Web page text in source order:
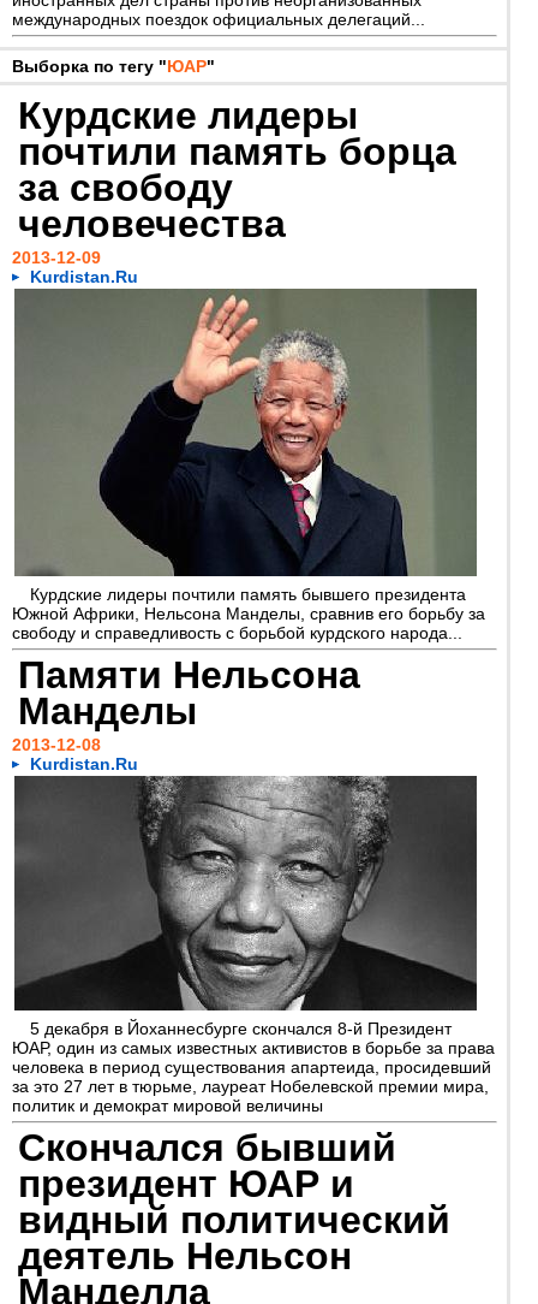
международных поездок официальных делегаций...
Выборка по тегу "ЮАР"
Курдские лидеры
почтили память борца
за свободу
человечества
2013-12-09
Kurdistan.Ru
Курдские лидеры почтили память бывшего президента
Южной Африки, Нельсона Манделы, сравнив его борьбу за
свободу и справедливость с борьбой курдского народа...
Памяти Нельсона
Манделы
2013-12-08
Kurdistan.Ru
5 декабря в Йоханнесбурге скончался 8-й Президент
ЮАР, один из самых известных активистов в борьбе за права
человека в период существования апартеида, просидевший
за это 27 лет в тюрьме, лауреат Нобелевской премии мира,
политик и демократ мировой величины
Скончался бывший
президент ЮАР и
видный политический
деятель Нельсон
Манделла